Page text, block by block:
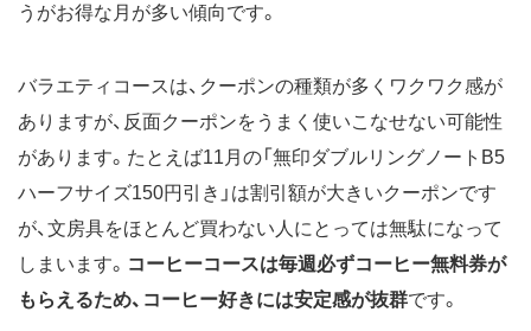
ローソンオリジナル 冷凍食品各
種 100円引き
炭火焼サラダチキン各種 無料
オリジナル縦型レギュラーカップ
対象のパン各種 70円引き
無印良品 不揃いバウム 80円引き
からあげクン定番各種 無料
うがお得な月が多い傾向です。
バラエティコースは、クーポンの種類が多くワクワク感が
ありますが、反面クーポンをうまく使いこなせない可能性
があります。たとえば11月の「無印ダブルリングノートB5
ハーフサイズ150円引き」は割引額が大きいクーポンです
が、文房具をほとんど買わない人にとっては無駄になって
しまいます。 コーヒーコースは毎週必ずコーヒー無料券が
もらえるため、コーヒー好きには安定感が抜群です。